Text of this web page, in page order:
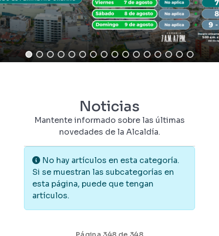
Noticias
Mantente informado sobre las últimas
novedades de la Alcaldía.
Información
No hay artículos en esta categoría.
Si se muestran las subcategorías en
esta página, puede que tengan
artículos.